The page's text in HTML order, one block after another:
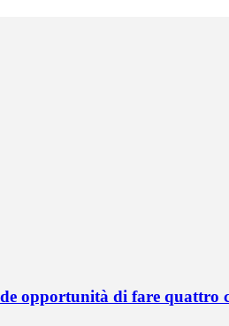
opportunità di fare quattro